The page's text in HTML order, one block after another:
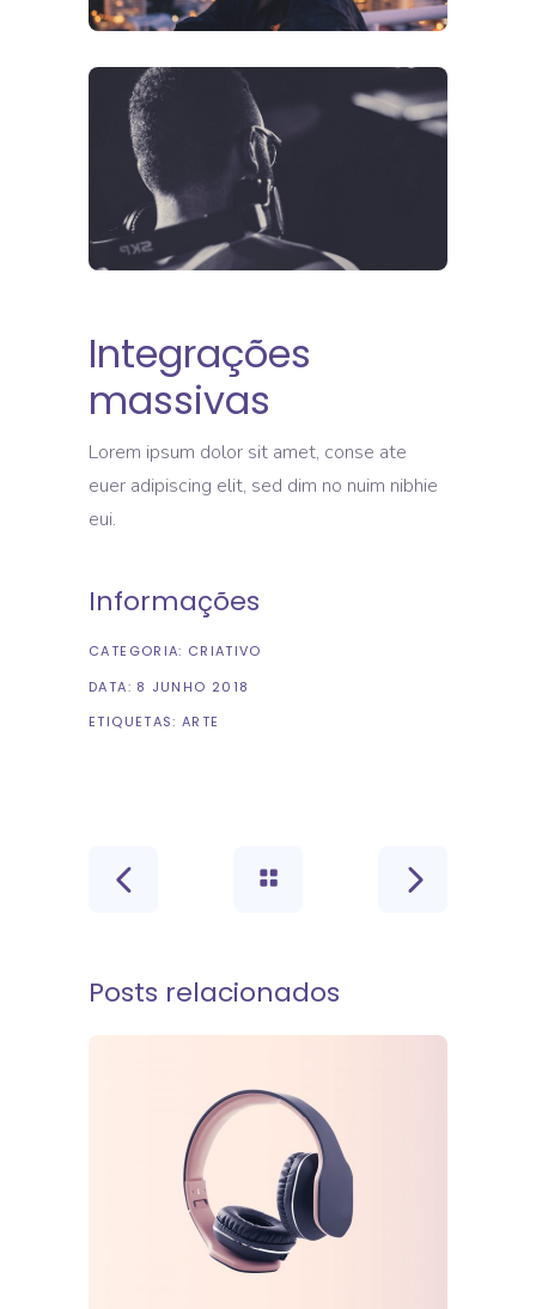
Integrações
massivas
Lorem ipsum dolor sit amet, conse ate
euer adipiscing elit, sed dim no nuim nibhie
eui.
Informações
CATEGORIA: CRIATIVO
DATA: 8 JUNHO 2018
ETIQUETAS: ARTE
Posts relacionados